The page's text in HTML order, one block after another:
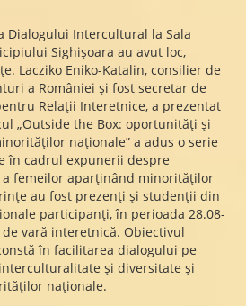
Dialogului Intercultural la Sala
Sighișoara au avut loc,
Lacziko Eniko-Katalin, consilier de
a României și fost secretar de
Relații Interetnice, a prezentat
„Outside the Box: oportunități și
naționale” a adus o serie
în cadrul expunerii despre
a femeilor aparținând minorităților
au fost prezenți și studenții din
participanți, în perioada 28.08-
de vară interetnică. Obiectivul
în facilitarea dialogului pe
și diversitate și
naționale.